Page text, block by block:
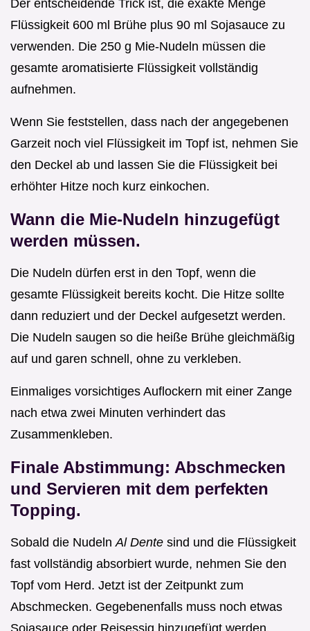
Der entscheidende Trick ist, die exakte Menge
Flüssigkeit 600 ml Brühe plus 90 ml Sojasauce zu
verwenden. Die 250 g Mie-Nudeln müssen die
gesamte aromatisierte Flüssigkeit vollständig
aufnehmen.
Wenn Sie feststellen, dass nach der angegebenen
Garzeit noch viel Flüssigkeit im Topf ist, nehmen Sie
den Deckel ab und lassen Sie die Flüssigkeit bei
erhöhter Hitze noch kurz einkochen.
Wann die Mie-Nudeln hinzugefügt
werden müssen.
Die Nudeln dürfen erst in den Topf, wenn die
gesamte Flüssigkeit bereits kocht. Die Hitze sollte
dann reduziert und der Deckel aufgesetzt werden.
Die Nudeln saugen so die heiße Brühe gleichmäßig
auf und garen schnell, ohne zu verkleben.
Einmaliges vorsichtiges Auflockern mit einer Zange
nach etwa zwei Minuten verhindert das
Zusammenkleben.
Finale Abstimmung: Abschmecken
und Servieren mit dem perfekten
Topping.
Sobald die Nudeln Al Dente sind und die Flüssigkeit
fast vollständig absorbiert wurde, nehmen Sie den
Topf vom Herd. Jetzt ist der Zeitpunkt zum
Abschmecken. Gegebenenfalls muss noch etwas
Sojasauce oder Reisessig hinzugefügt werden.